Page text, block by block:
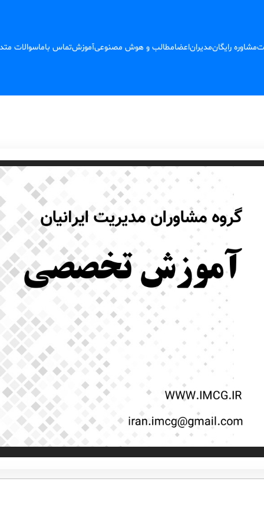
مشاوره رایگانمدیراناعضامطالب و هوش مصنوعیآموزشتماس باماسوالات